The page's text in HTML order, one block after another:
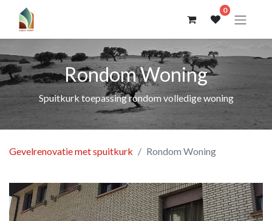
0
Rondom Woning
Spuitkurk toepassing rondom volledige woning
Gevelrenovatie met spuitkurk Rondom Woning